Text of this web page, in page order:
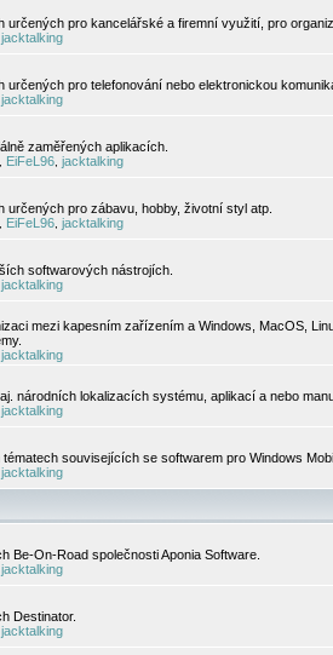
určených pro kancelářské a firemní využití, pro
jacktalking
určených pro telefonování nebo elektronickou
jacktalking
zaměřených aplikacích.
EiFeL96 jacktalking
určených pro zábavu, hobby, životní styl atp.
EiFeL96 jacktalking
softwarových nástrojích.
jacktalking
mezi kapesním zařízením a Windows, MacOS,
jacktalking
národních lokalizacích systému, aplikací a nebo
jacktalking
souvisejících se softwarem pro Windows
jacktalking
Be-On-Road společnosti Aponia Software.
jacktalking
Destinator.
jacktalking